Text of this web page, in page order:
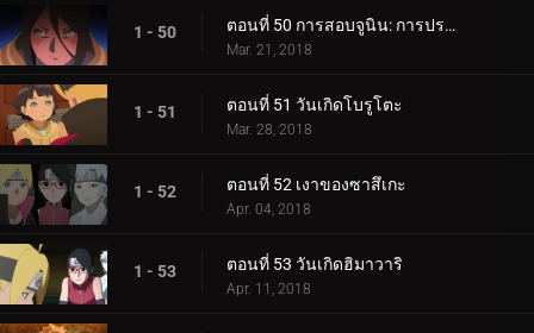
1 - 50 ตอนที่ 50 การสอบจูนิน: การประชุมข้อเสนอแนะ
Mar. 21, 2018
1 - 51 ตอนที่ 51 วันเกิดโบรูโตะ
Mar. 28, 2018
1 - 52 ตอนที่ 52 เงาของซาสึเกะ
Apr. 04, 2018
1 - 53 ตอนที่ 53 วันเกิดฮิมาวาริ
Apr. 11, 2018